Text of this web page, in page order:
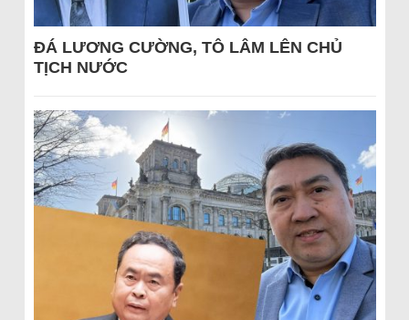
ĐÁ LƯƠNG CƯỜNG, TÔ LÂM LÊN CHỦ
TỊCH NƯỚC